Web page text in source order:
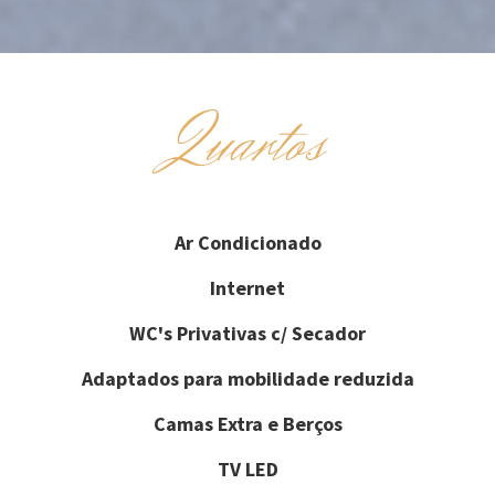
Quartos
Ar Condicionado
Internet
WC's Privativas c/ Secador
Adaptados para mobilidade reduzida
Camas Extra e Berços
TV LED